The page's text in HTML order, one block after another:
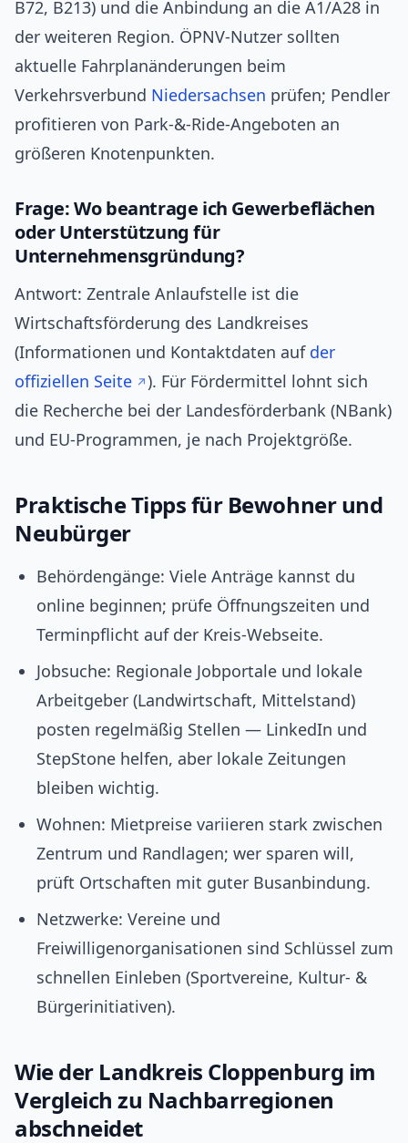
B72, B213) und die Anbindung an die A1/A28 in
der weiteren Region. ÖPNV‑Nutzer sollten
aktuelle Fahrplanänderungen beim
Verkehrsverbund Niedersachsen prüfen; Pendler
profitieren von Park-&-Ride-Angeboten an
größeren Knotenpunkten.
Frage: Wo beantrage ich Gewerbeflächen
oder Unterstützung für
Unternehmensgründung?
Antwort: Zentrale Anlaufstelle ist die
Wirtschaftsförderung des Landkreises
(Informationen und Kontaktdaten auf der
offiziellen Seite
). Für Fördermittel lohnt sich
die Recherche bei der Landesförderbank (NBank)
und EU‑Programmen, je nach Projektgröße.
Praktische Tipps für Bewohner und
Neubürger
Behördengänge: Viele Anträge kannst du
online beginnen; prüfe Öffnungszeiten und
Terminpflicht auf der Kreis-Webseite.
Jobsuche: Regionale Jobportale und lokale
Arbeitgeber (Landwirtschaft, Mittelstand)
posten regelmäßig Stellen — LinkedIn und
StepStone helfen, aber lokale Zeitungen
bleiben wichtig.
Wohnen: Mietpreise variieren stark zwischen
Zentrum und Randlagen; wer sparen will,
prüft Ortschaften mit guter Busanbindung.
Netzwerke: Vereine und
Freiwilligenorganisationen sind Schlüssel zum
schnellen Einleben (Sportvereine, Kultur- &
Bürgerinitiativen).
Wie der Landkreis Cloppenburg im
Vergleich zu Nachbarregionen
abschneidet